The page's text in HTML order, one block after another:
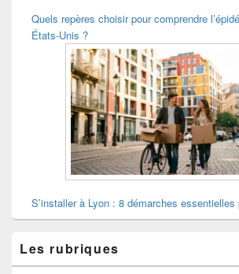
Quels repères choisir pour comprendre
États-Unis ?
S’installer à Lyon : 8 démarches essentielles
Les rubriques